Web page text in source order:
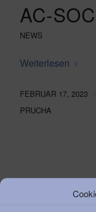
AC-
NEWS
Weiterlesen
FEBRUAR 17, 2023
PRUCHA